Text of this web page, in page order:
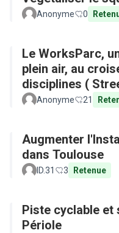
Anonyme 0
Le WorksParc,
plein air, au
disciplines (
Parkour)
Anonyme 21
Augmenter
dans Toulouse
ID.31 3 Retenue
Piste cyclable et
Périole